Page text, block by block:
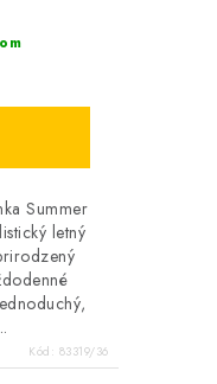
Summer
letný
Kód: 83319/36